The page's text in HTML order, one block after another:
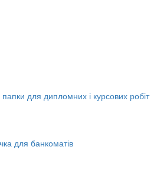
для дипломних і курсових робіт
для банкоматів